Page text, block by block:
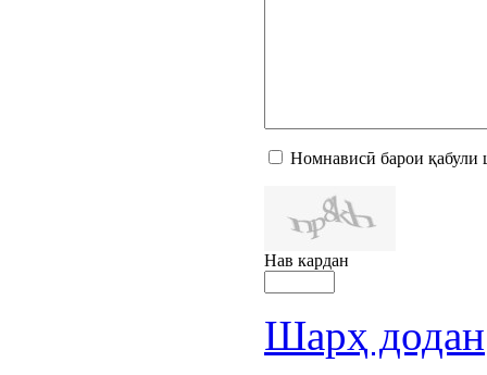
Номнависӣ барои қабули
Нав кардан
Шарҳ додан